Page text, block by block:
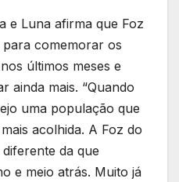
e Luna afirma que Foz
comemorar os
últimos meses e
ainda mais. “Quando
uma população que
acolhida. A Foz do
da que
e meio atrás. Muito já